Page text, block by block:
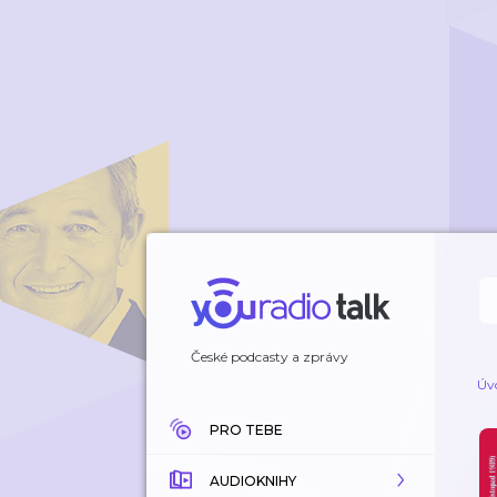
České podcasty a zprávy
PRO TEBE
AUDIOKNIHY